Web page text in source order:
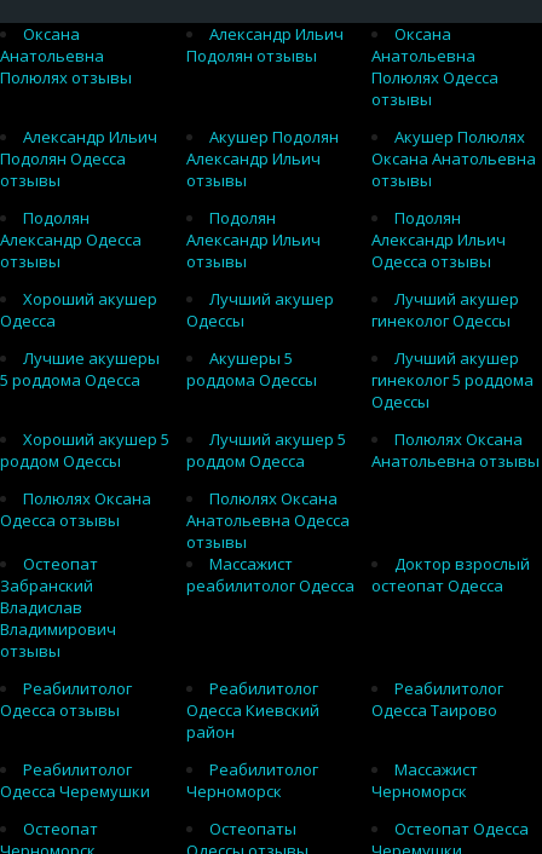
Оксана
Анатольевна
Полюлях отзывы
Александр Ильич
Подолян отзывы
Оксана
Анатольевна
Полюлях Одесса
отзывы
Александр Ильич
Подолян Одесса
отзывы
Акушер Подолян
Александр Ильич
отзывы
Акушер Полюлях
Оксана Анатольевна
отзывы
Подолян
Александр Одесса
отзывы
Подолян
Александр Ильич
отзывы
Подолян
Александр Ильич
Одесса отзывы
Хороший акушер
Одесса
Лучший акушер
Одессы
Лучший акушер
гинеколог Одессы
Лучшие акушеры
5 роддома Одесса
Акушеры 5
роддома Одессы
Лучший акушер
гинеколог 5 роддома
Одессы
Хороший акушер 5
роддом Одессы
Лучший акушер 5
роддом Одесса
Полюлях Оксана
Анатольевна отзывы
Полюлях Оксана
Одесса отзывы
Полюлях Оксана
Анатольевна Одесса
отзывы
Остеопат
Забранский
Владислав
Владимирович
отзывы
Массажист
реабилитолог Одесса
Доктор взрослый
остеопат Одесса
Реабилитолог
Одесса отзывы
Реабилитолог
Одесса Киевский
район
Реабилитолог
Одесса Таирово
Реабилитолог
Одесса Черемушки
Реабилитолог
Черноморск
Массажист
Черноморск
Остеопат
Остеопаты
Остеопат Одесса